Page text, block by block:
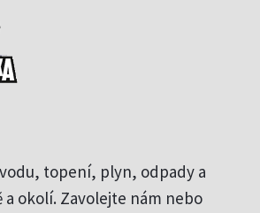
topení, plyn, odpady a
a okolí. Zavolejte nám nebo